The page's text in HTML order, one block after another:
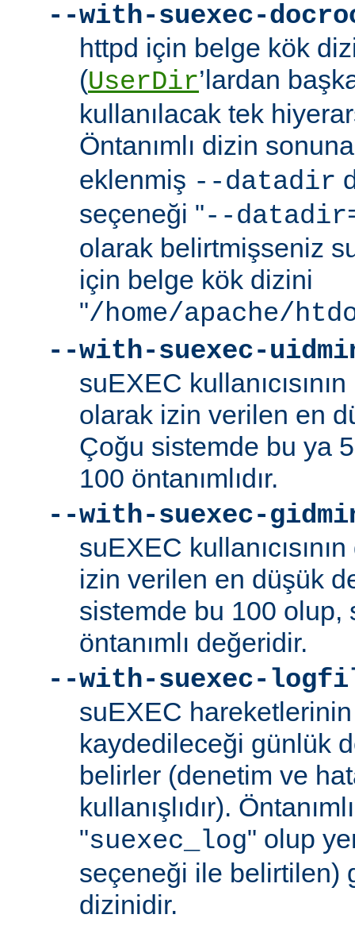
--with-suexec-
httpd için belge kök
(UserDir’lardan
kullanılacak tek
Öntanımlı dizin
eklenmiş --datadir
seçeneği "--
olarak belirtmişseniz
için belge kök dizini
"/home/apache/
--with-suexec-
suEXEC
olarak izin verilen en
Çoğu sistemde bu ya
100 öntanımlıdır.
--with-suexec-
suEXEC
izin verilen en düşük
sistemde bu 100 olup,
öntanımlı değeridir.
--with-suexec-
suEXEC hareketlerinin
kaydedileceği günlük
belirler (denetim ve
kullanışlıdır).
"suexec_log" olup
seçeneği ile belirtilen)
dizinidir.